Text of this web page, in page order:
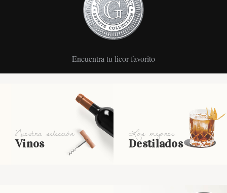
Encuentra tu licor favorito
Nuestra selección
Vinos
Los mejores
Destilados